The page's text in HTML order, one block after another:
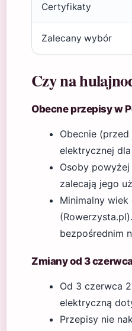
Certyfikaty
Zalecany wybór
Czy na
Obecne przepisy w
Obecnie
elektrycznej
Osoby
zalecają jego
Minimalny
bezpośrednim
Zmiany od 3
Od 3 czerwca
elektryczną
Przepisy nie